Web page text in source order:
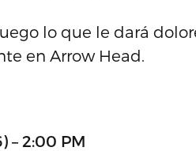
lo que le dará
en Arrow Head.
– 2:00 PM